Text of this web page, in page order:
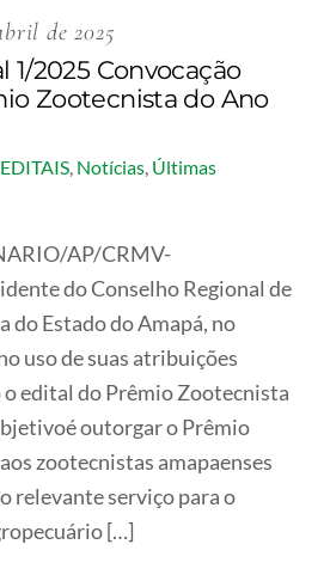
de 2025
1/2025 Convocação
Zootecnista do Ano
EDITAIS, Notícias, Últimas
AP/CRMV-
do Conselho Regional de
do Estado do Amapá, no
uso de suas atribuições
edital do Prêmio Zootecnista
outorgar o Prêmio
zootecnistas amapaenses
relevante serviço para o
[…]